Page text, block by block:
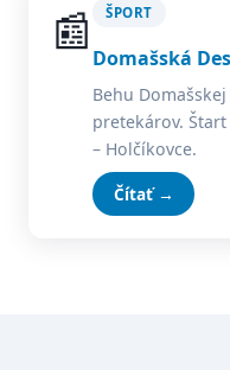
📰 ŠPORT
Domašská
Behu
pretekárov.
– Holčíkovce.
Čítať →